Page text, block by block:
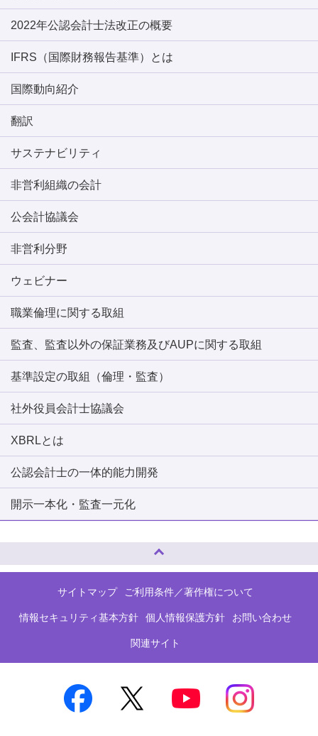
2022年公認会計士法改正の概要
IFRS（国際財務報告基準）とは
国際動向紹介
翻訳
サステナビリティ
非営利組織の会計
公会計協議会
非営利分野
ウェビナー
職業倫理に関する取組
監査、監査以外の保証業務及びAUPに関する取組
基準設定の取組（倫理・監査）
社外役員会計士協議会
XBRLとは
公認会計士の一体的能力開発
開示一本化・監査一元化
サイトマップ ご利用条件／著作権について
情報セキュリティ基本方針 個人情報保護方針 お問い合わせ
関連サイト